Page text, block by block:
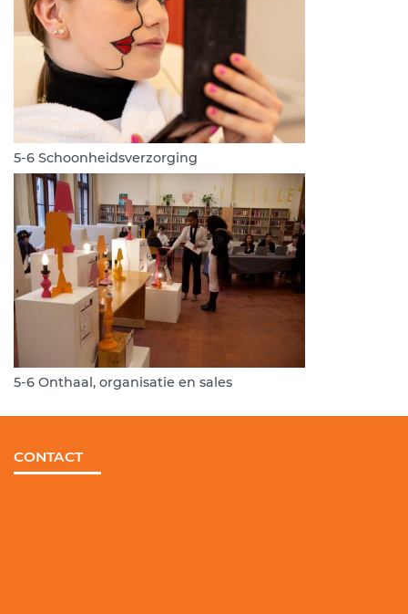
5-6 Schoonheidsverzorging
5-6 Onthaal, organisatie en sales
CONTACT